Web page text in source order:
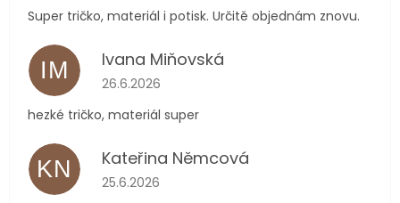
Super tričko, materiál i potisk. Určitě objednám znovu.
IM Ivana Miňovská
Hodnocení obchodu je 5 z 5 hvězdiček.
26.6.2026
hezké tričko, materiál super
KN Kateřina Němcová
Hodnocení obchodu je 5 z 5 hvězdiček.
25.6.2026